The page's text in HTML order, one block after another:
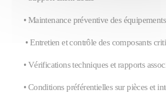
• Maintenance préventive des équipements
• Entretien et contrôle des composants
• Vérifications techniques et rapports
• Conditions préférentielles sur pièces et